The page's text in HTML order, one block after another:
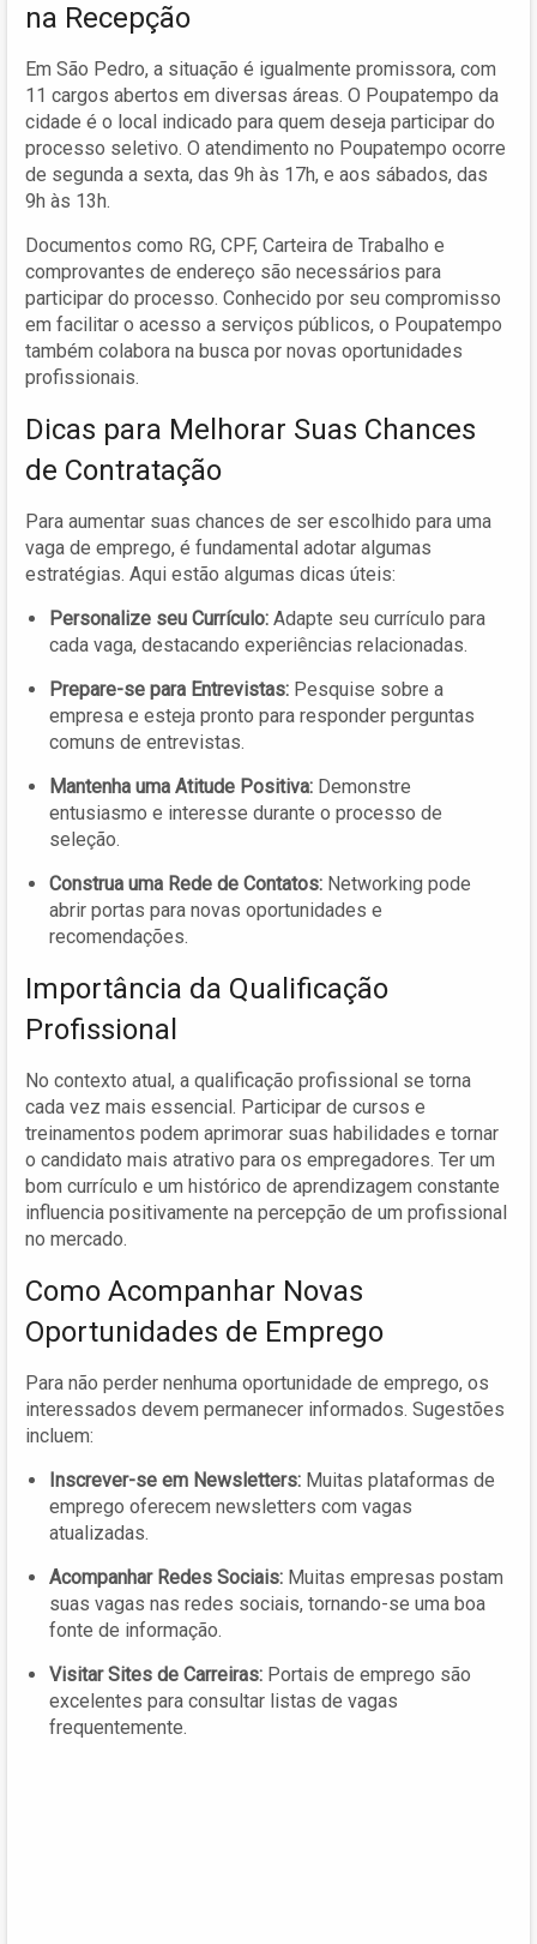
na Recepção
Em São Pedro, a situação é igualmente promissora, com
11 cargos abertos em diversas áreas. O Poupatempo da
cidade é o local indicado para quem deseja participar do
processo seletivo. O atendimento no Poupatempo ocorre
de segunda a sexta, das 9h às 17h, e aos sábados, das
9h às 13h.
Documentos como RG, CPF, Carteira de Trabalho e
comprovantes de endereço são necessários para
participar do processo. Conhecido por seu compromisso
em facilitar o acesso a serviços públicos, o Poupatempo
também colabora na busca por novas oportunidades
profissionais.
Dicas para Melhorar Suas Chances
de Contratação
Para aumentar suas chances de ser escolhido para uma
vaga de emprego, é fundamental adotar algumas
estratégias. Aqui estão algumas dicas úteis:
Personalize seu Currículo: Adapte seu currículo para
cada vaga, destacando experiências relacionadas.
Prepare-se para Entrevistas: Pesquise sobre a
empresa e esteja pronto para responder perguntas
comuns de entrevistas.
Mantenha uma Atitude Positiva: Demonstre
entusiasmo e interesse durante o processo de
seleção.
Construa uma Rede de Contatos: Networking pode
abrir portas para novas oportunidades e
recomendações.
Importância da Qualificação
Profissional
No contexto atual, a qualificação profissional se torna
cada vez mais essencial. Participar de cursos e
treinamentos podem aprimorar suas habilidades e tornar
o candidato mais atrativo para os empregadores. Ter um
bom currículo e um histórico de aprendizagem constante
influencia positivamente na percepção de um profissional
no mercado.
Como Acompanhar Novas
Oportunidades de Emprego
Para não perder nenhuma oportunidade de emprego, os
interessados devem permanecer informados. Sugestões
incluem:
Inscrever-se em Newsletters: Muitas plataformas de
emprego oferecem newsletters com vagas
atualizadas.
Acompanhar Redes Sociais: Muitas empresas postam
suas vagas nas redes sociais, tornando-se uma boa
fonte de informação.
Visitar Sites de Carreiras: Portais de emprego são
excelentes para consultar listas de vagas
frequentemente.